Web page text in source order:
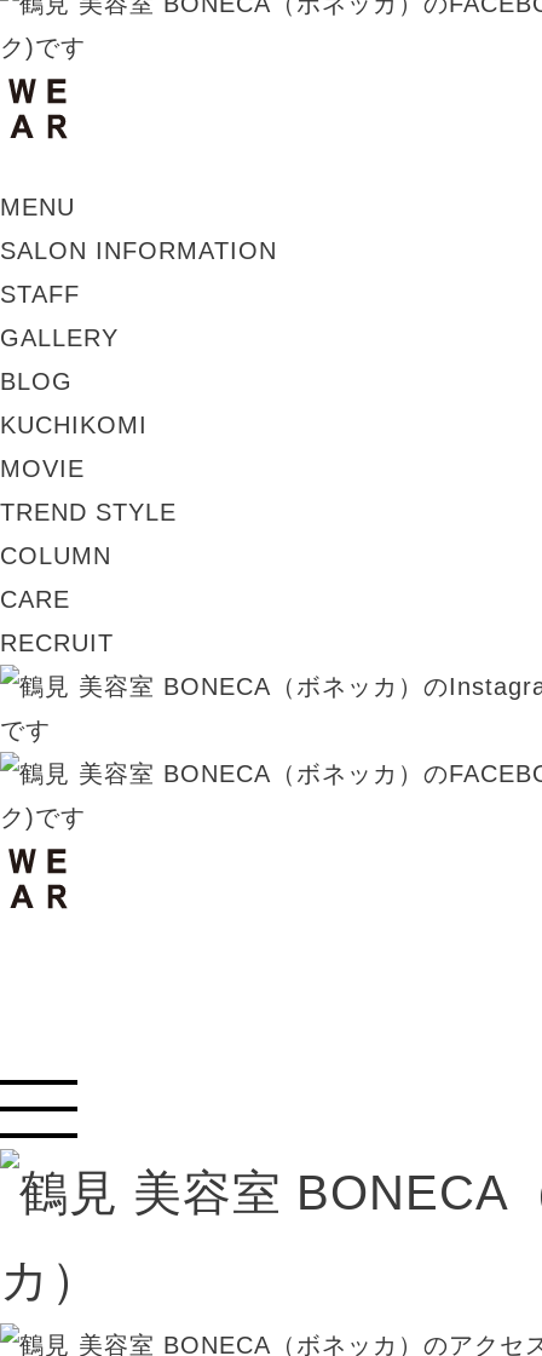
MENU
SALON INFORMATION
STAFF
GALLERY
BLOG
KUCHIKOMI
MOVIE
TREND STYLE
COLUMN
CARE
RECRUIT